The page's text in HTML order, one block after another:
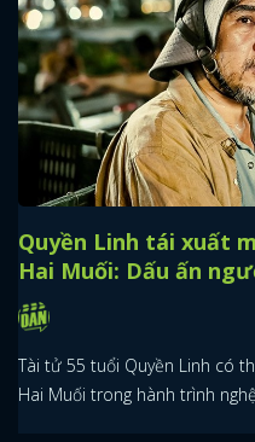
Quyền Linh tái xuất
Hai Muối: Dấu ấn
Tài tử 55 tuổi Quyền Linh có
Hai Muối trong hành trình